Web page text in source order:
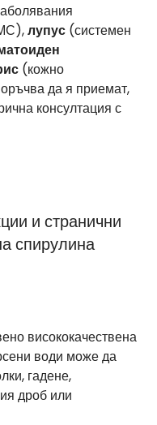
лупус (системен
(кожно
да я приемат,
консултация с
и странични
спирулина
висококачествена
води може да
гадене,
дроб или